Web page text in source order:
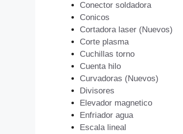
Conector soldadora
Conicos
Cortadora laser (Nuevos)
Corte plasma
Cuchillas torno
Cuenta hilo
Curvadoras (Nuevos)
Divisores
Elevador magnetico
Enfriador agua
Escala lineal